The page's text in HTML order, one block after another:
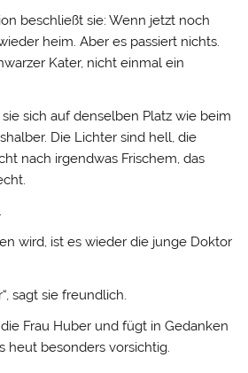
beschließt sie: Wenn jetzt noch
heim. Aber es passiert nichts.
Kater, nicht einmal ein
sich auf denselben Platz wie beim
Die Lichter sind hell, die
nach irgendwas Frischem, das
wird, ist es wieder die junge Doktor
sagt sie freundlich.
Frau Huber und fügt in Gedanken
heut besonders vorsichtig.